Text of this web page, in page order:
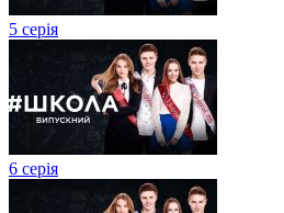
5 серія
6 серія